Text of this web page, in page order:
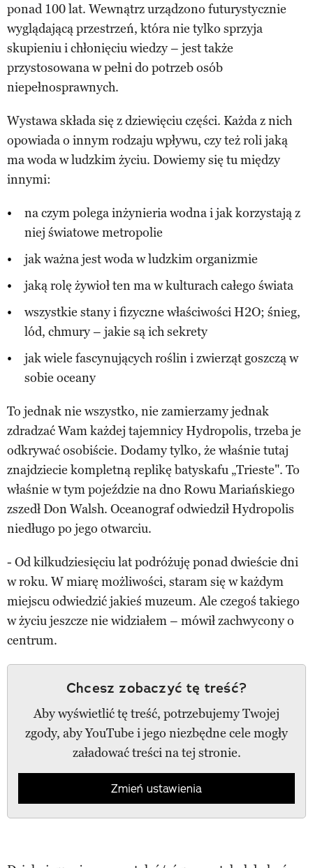
ponad 100 lat. Wewnątrz urządzono futurystycznie
wyglądającą przestrzeń, która nie tylko sprzyja
skupieniu i chłonięciu wiedzy – jest także
przystosowana w pełni do potrzeb osób
niepełnosprawnych.
Wystawa składa się z dziewięciu części. Każda z nich
opowiada o innym rodzaju wpływu, czy też roli jaką
ma woda w ludzkim życiu. Dowiemy się tu między
innymi:
na czym polega inżynieria wodna i jak korzystają z
niej światowe metropolie
jak ważna jest woda w ludzkim organizmie
jaką rolę żywioł ten ma w kulturach całego świata
wszystkie stany i fizyczne właściwości H2O; śnieg,
lód, chmury – jakie są ich sekrety
jak wiele fascynujących roślin i zwierząt goszczą w
sobie oceany
To jednak nie wszystko, nie zamierzamy jednak
zdradzać Wam każdej tajemnicy Hydropolis, trzeba je
odkrywać osobiście. Dodamy tylko, że właśnie tutaj
znajdziecie kompletną replikę batyskafu „Trieste". To
właśnie w tym pojeździe na dno Rowu Mariańskiego
zszedł Don Walsh. Oceanograf odwiedził Hydropolis
niedługo po jego otwarciu.
- Od kilkudziesięciu lat podróżuję ponad dwieście dni
w roku. W miarę możliwości, staram się w każdym
miejscu odwiedzić jakieś muzeum. Ale czegoś takiego
w życiu jeszcze nie widziałem – mówił zachwycony o
centrum.
Chcesz zobaczyć tę treść?
Aby wyświetlić tę treść, potrzebujemy Twojej
zgody, aby YouTube i jego niezbędne cele mogły
załadować treści na tej stronie.
Zmień ustawienia